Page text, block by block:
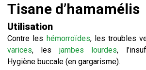
Tisane d’hamamélis
Utilisation
Contre les hémorroïdes, les troubles
varices, les jambes lourdes,
Hygiène buccale (en gargarisme).